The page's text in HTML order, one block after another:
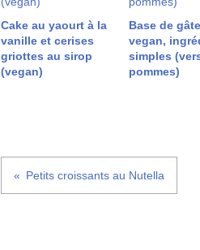
Cake au yaourt à la
vanille et cerises
griottes au sirop
(vegan)
Base de
vegan,
simples
pommes)
Petits croissants au Nutella